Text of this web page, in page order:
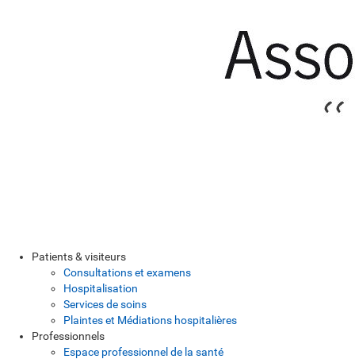
Patients & visiteurs
Consultations et examens
Hospitalisation
Services de soins
Plaintes et Médiations hospitalières
Professionnels
Espace professionnel de la santé